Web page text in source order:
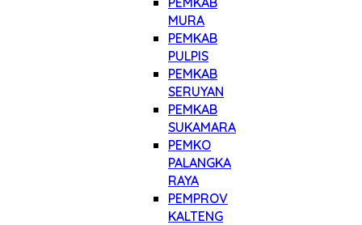
MURA
PEMKAB
PULPIS
PEMKAB
SERUYAN
PEMKAB
SUKAMARA
PEMKO
PALANGKA
RAYA
PEMPROV
KALTENG